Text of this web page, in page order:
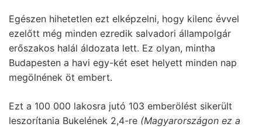
Egészen hihetetlen ezt elképzelni, hogy kilenc évvel
ezelőtt még minden ezredik salvadori állampolgár
erőszakos halál áldozata lett. Ez olyan, mintha
Budapesten a havi egy-két eset helyett minden nap
megölnének öt embert.
Ezt a 100 000 lakosra jutó 103 emberölést sikerült
leszorítania Bukelének 2,4-re (Magyarországon ez a